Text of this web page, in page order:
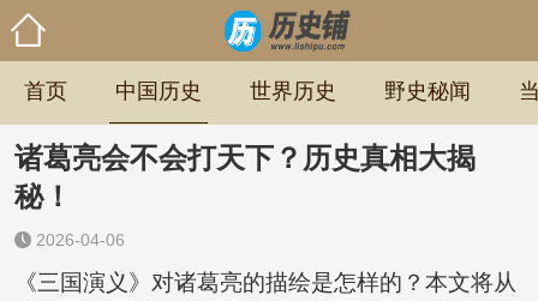
首页 中国历史 世界历史 野史秘闻
诸葛亮会不会打天下？历史真相大揭
秘！
2026-04-06
《三国演义》对诸葛亮的描绘是怎样的？本文将从